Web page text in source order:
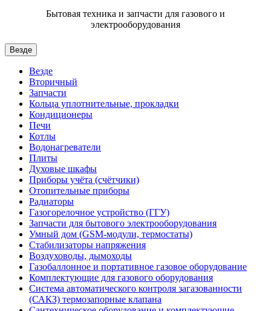
Бытовая техника и запчасти для газового и
электрооборудования
Везде
Везде
Вторичный
Запчасти
Кольца уплотнительные, прокладки
Кондиционеры
Печи
Котлы
Водонагреватели
Плиты
Духовые шкафы
Приборы учёта (счётчики)
Отопительные приборы
Радиаторы
Газогорелочное устройство (ГГУ)
Запчасти для бытового электрооборудования
Умный дом (GSM-модули, термостаты)
Cтабилизаторы напряжения
Воздуховоды, дымоходы
Газобаллонное и портативное газовое оборудование
Комплектующие для газового оборудования
Система автоматического контроля загазованности
(САКЗ) термозапорные клапана